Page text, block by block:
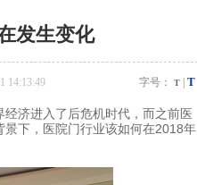
发生变化
字号： T T
14:13:49
济进入了后危机时代，而之前医
下，医院门行业该如何在2018年